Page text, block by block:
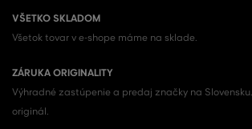
VŠETKO SKLADOM
Všetok tovar v e-shope máme na sklade.
ZÁRUKA ORIGINALITY
Výhradné zastúpenie a predaj značky na
originál.